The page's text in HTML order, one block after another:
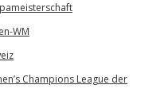
WM
Champions League der